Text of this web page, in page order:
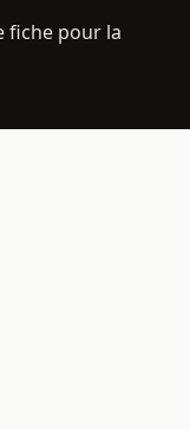
fiche pour la